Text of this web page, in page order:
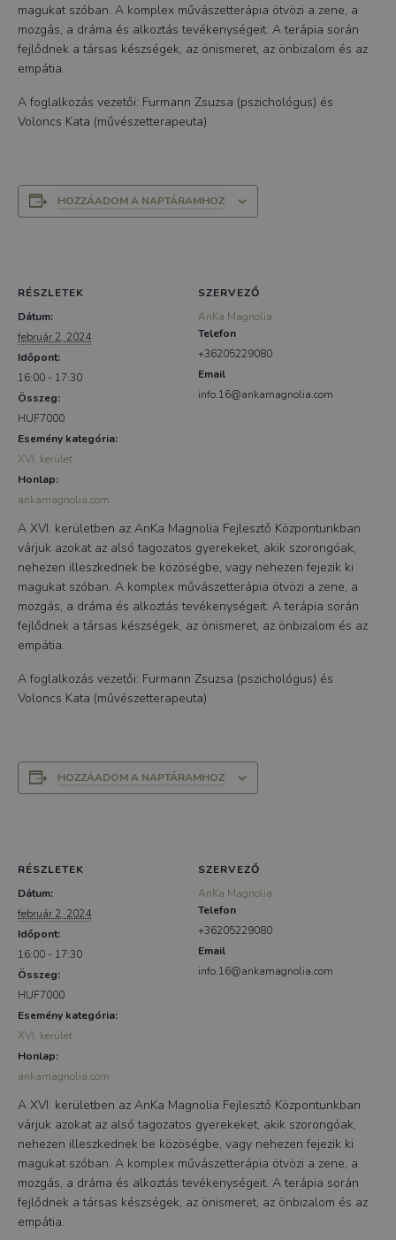
magukat szóban. A komplex művászetterápia ötvözi a zene, a
mozgás, a dráma és alkoztás tevékenységeit. A terápia során
fejlődnek a társas készségek, az önismeret, az önbizalom és az
empátia.
A foglalkozás vezetői: Furmann Zsuzsa (pszichológus) és
Voloncs Kata (művészetterapeuta)
HOZZÁADOM A NAPTÁRAMHOZ
RÉSZLETEK
Dátum:
február 2, 2024
Időpont:
16:00 - 17:30
Összeg:
HUF7000
Esemény kategória:
XVI. kerület
Honlap:
ankamagnolia.com
SZERVEZŐ
AnKa Magnolia
Telefon
+36205229080
Email
info.16@ankamagnolia.com
A XVI. kerületben az AnKa Magnolia Fejlesztő Központunkban
várjuk azokat az alsó tagozatos gyerekeket, akik szorongóak,
nehezen illeszkednek be közöségbe, vagy nehezen fejezik ki
magukat szóban. A komplex művászetterápia ötvözi a zene, a
mozgás, a dráma és alkoztás tevékenységeit. A terápia során
fejlődnek a társas készségek, az önismeret, az önbizalom és az
empátia.
A foglalkozás vezetői: Furmann Zsuzsa (pszichológus) és
Voloncs Kata (művészetterapeuta)
HOZZÁADOM A NAPTÁRAMHOZ
RÉSZLETEK
Dátum:
február 2, 2024
Időpont:
16:00 - 17:30
Összeg:
HUF7000
Esemény kategória:
XVI. kerület
Honlap:
ankamagnolia.com
SZERVEZŐ
AnKa Magnolia
Telefon
+36205229080
Email
info.16@ankamagnolia.com
A XVI. kerületben az AnKa Magnolia Fejlesztő Központunkban
várjuk azokat az alsó tagozatos gyerekeket, akik szorongóak,
nehezen illeszkednek be közöségbe, vagy nehezen fejezik ki
magukat szóban. A komplex művászetterápia ötvözi a zene, a
mozgás, a dráma és alkoztás tevékenységeit. A terápia során
fejlődnek a társas készségek, az önismeret, az önbizalom és az
empátia.